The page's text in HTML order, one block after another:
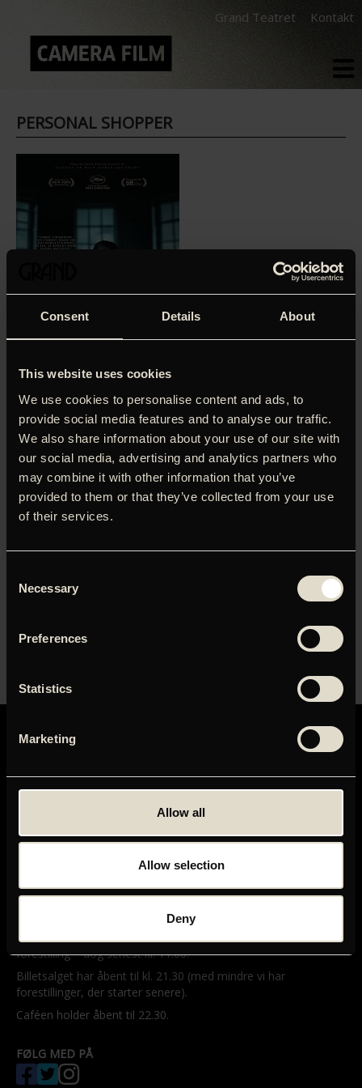
Consent Details About
This website uses cookies
We use cookies to personalise content and ads, to
provide social media features and to analyse our traffic.
We also share information about your use of our site with
our social media, advertising and analytics partners who
may combine it with other information that you’ve
provided to them or that they’ve collected from your use
of their services.
Selection
Necessary
Preferences
Statistics
Marketing
Allow all
Allow selection
Deny
Grand Teatret Kontakt
PERSONAL SHOPPER
LOG IND FOR AT HENTE
PRESSEMATERIALE
Brugernavn eller e-mailadresse
Adgangskode
Mikkel Bryggers Gade 8
1460 København K
Grands billetsalg og café åbner en halv time før første
forestilling – dog senest kl. 11.00.
Billetsalget har åbent til kl. 21.30 (med mindre vi har
forestillinger, der starter senere).
Caféen holder åbent til 22.30.
FØLG MED PÅ